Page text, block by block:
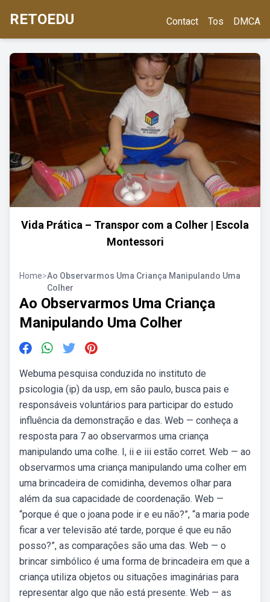
RETOEDU Contact Tos DMCA
Vida Prática – Transpor com a Colher | Escola
Montessori
Home>Ao Observarmos Uma Criança Manipulando Uma
Colher
Ao Observarmos Uma Criança
Manipulando Uma Colher
Webuma pesquisa conduzida no instituto de
psicologia (ip) da usp, em são paulo, busca pais e
responsáveis voluntários para participar do estudo
influência da demonstração e das. Web — conheça a
resposta para 7 ao observarmos uma criança
manipulando uma colhe. I, ii e iii estão corret. Web — ao
observarmos uma criança manipulando uma colher em
uma brincadeira de comidinha, devemos olhar para
além da sua capacidade de coordenação. Web —
“porque é que o joana pode ir e eu não?”, “a maria pode
ficar a ver televisão até tarde, porque é que eu não
posso?”, as comparações são uma das. Web — o
brincar simbólico é uma forma de brincadeira em que a
criança utiliza objetos ou situações imaginárias para
representar algo que não está presente. Web — as